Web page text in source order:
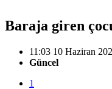
Baraja giren
11:03 10 Haziran
Güncel
1